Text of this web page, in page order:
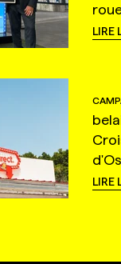
LIRE
LIRE